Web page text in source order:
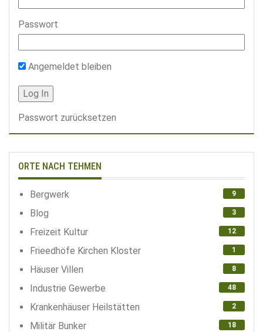
Passwort
Angemeldet bleiben
Passwort zurücksetzen
ORTE NACH TEHMEN
Bergwerk 9
Blog 3
Freizeit Kultur 12
Frieedhöfe Kirchen Kloster 1
Häuser Villen 8
Industrie Gewerbe 48
Krankenhäuser Heilstätten 2
Militär Bunker 18